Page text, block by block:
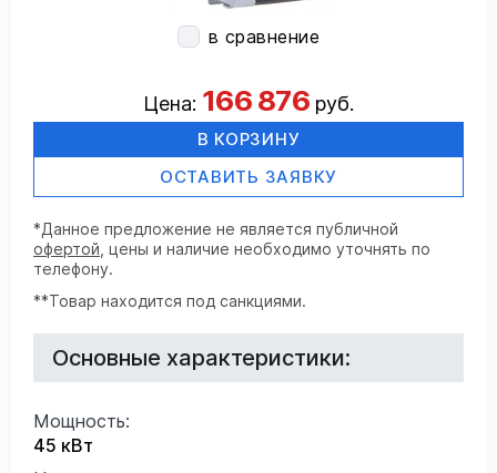
в сравнение
Цена: 166 876руб.
В КОРЗИНУ
ОСТАВИТЬ ЗАЯВКУ
*Данное предложение не является публичной
офертой , цены и наличие необходимо уточнять по
телефону.
**Товар находится под санкциями.
Основные характеристики:
Мощность:
45 кВт